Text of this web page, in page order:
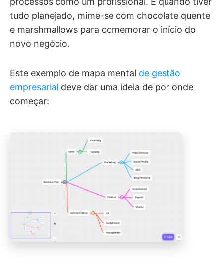
tudo planejado, mime-se com chocolate quente
e marshmallows para comemorar o início do
novo negócio.
Este exemplo de mapa mental de gestão
empresarial deve dar uma ideia de por onde
começar: